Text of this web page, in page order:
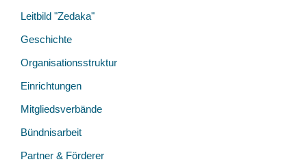
Leitbild "Zedaka"
Geschichte
Organisationsstruktur
Einrichtungen
Mitgliedsverbände
Bündnisarbeit
Partner & Förderer